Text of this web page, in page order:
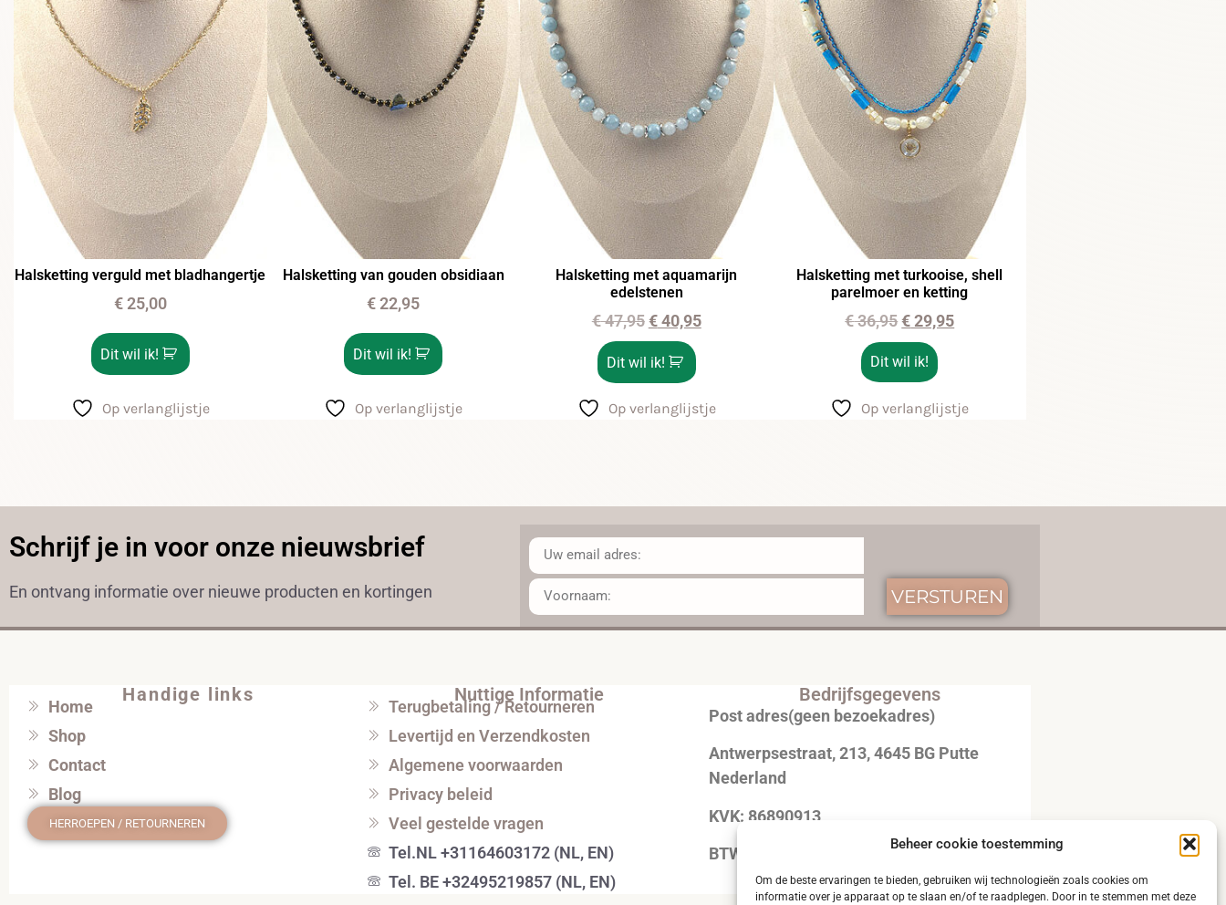
Beheer cookie toestemming
Om de beste ervaringen te bieden, gebruiken wij technologieën zoals cookies om
informatie over je apparaat op te slaan en/of te raadplegen. Door in te stemmen met deze
Halsketting verguld met bladhangertje
€25,00
Dit wil ik!
Op verlanglijstje
Halsketting van gouden obsidiaan
€22,95
Dit wil ik!
Op verlanglijstje
Halsketting met aquamarijn
edelstenen
€47,95 €40,95
Dit wil ik!
Op verlanglijstje
Halsketting met turkooise, shell
parelmoer en ketting
€36,95 €29,95
Dit wil ik!
Op verlanglijstje
Schrijf je in voor onze nieuwsbrief
En ontvang informatie over nieuwe producten en kortingen VERSTUREN
Handige links
Home
Shop
Contact
Blog
HERROEPEN / RETOURNEREN
Nuttige Informatie
Terugbetaling / Retourneren
Levertijd en Verzendkosten
Algemene voorwaarden
Privacy beleid
Veel gestelde vragen
Tel.NL +31164603172 (NL, EN)
Tel. BE +32495219857 (NL, EN)
Bedrijfsgegevens
Post adres(geen bezoekadres)
Antwerpsestraat, 213, 4645 BG Putte
Nederland
KVK: 86890913
BTW: NL004320792B51